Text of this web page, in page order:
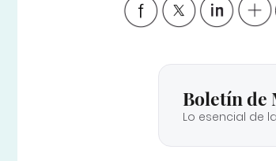
Boletín de
Lo esencial de